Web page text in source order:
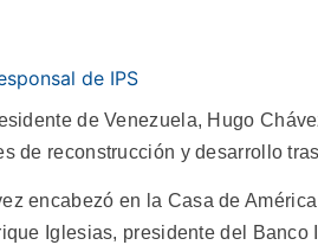
de IPS
de Venezuela, Hugo
de reconstrucción y desarrollo
encabezó en la Casa de
Iglesias, presidente del Banco